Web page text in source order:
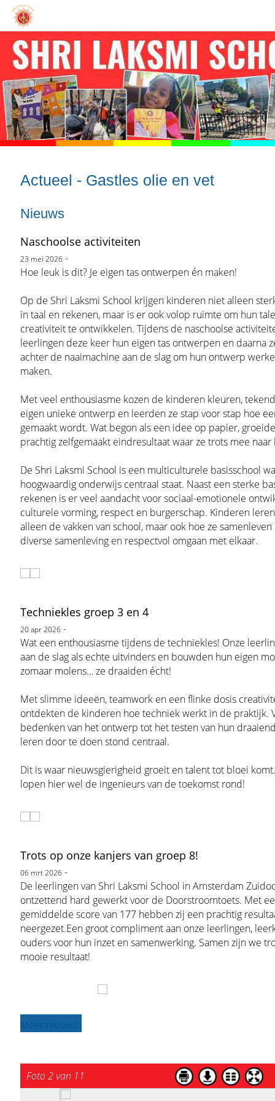
Actueel - Gastles olie en vet
Nieuws
Naschoolse activiteiten
23 mei 2026-
Hoe leuk is dit? Je eigen tas ontwerpen én maken!
Op de Shri Laksmi School krijgen kinderen niet alleen
in taal en rekenen, maar is er ook volop ruimte om hun
creativiteit te ontwikkelen. Tijdens de naschoolse
leerlingen deze keer hun eigen tas ontwerpen en daarna
achter de naaimachine aan de slag om hun ontwerp
maken.
Met veel enthousiasme kozen de kinderen kleuren,
eigen unieke ontwerp en leerden ze stap voor stap hoe
gemaakt wordt. Wat begon als een idee op papier,
prachtig zelfgemaakt eindresultaat waar ze trots mee naar
De Shri Laksmi School is een multiculturele basisschool
hoogwaardig onderwijs centraal staat. Naast een sterke
rekenen is er veel aandacht voor sociaal-emotionele
culturele vorming, respect en burgerschap. Kinderen
alleen de vakken van school, maar ook hoe ze
diverse samenleving en respectvol omgaan met elkaar.
Techniekles groep 3 en 4
20 apr 2026-
Wat een enthousiasme tijdens de techniekles! Onze
aan de slag als echte uitvinders en bouwden hun eigen
zomaar molens… ze draaiden écht!
Met slimme ideeën, teamwork en een flinke dosis
ontdekten de kinderen hoe techniek werkt in de praktijk.
bedenken van het ontwerp tot het testen van hun
leren door te doen stond centraal.
Dit is waar nieuwsgierigheid groeit en talent tot bloei
lopen hier wel de ingenieurs van de toekomst rond!
Trots op onze kanjers van groep 8!
06 mrt 2026-
De leerlingen van Shri Laksmi School in Amsterdam
ontzettend hard gewerkt voor de Doorstroomtoets. Met
gemiddelde score van 177 hebben zij een prachtig
neergezet.Een groot compliment aan onze leerlingen,
ouders voor hun inzet en samenwerking. Samen zijn we
mooie resultaat!
Foto 2 van 11